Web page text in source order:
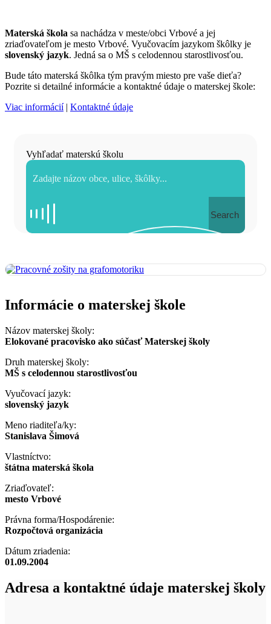
Materská škola sa nachádza v meste/obci Vrbové a jej
zriaďovateľom je mesto Vrbové. Vyučovacím jazykom škôlky je
slovenský jazyk. Jedná sa o MŠ s celodennou starostlivosťou.
Bude táto materská škôlka tým pravým miesto pre vaše dieťa?
Pozrite si detailné informácie a kontaktné údaje o materskej škole:
Viac informácií| Kontaktné údaje
Vyhľadať materskú školu
Search
Informácie o materskej škole
Názov materskej školy:
Elokované pracovisko ako súčasť Materskej školy
Druh materskej školy:
MŠ s celodennou starostlivosťou
Vyučovací jazyk:
slovenský jazyk
Meno riaditeľa/ky:
Stanislava Šimová
Vlastníctvo:
štátna materská škola
Zriaďovateľ:
mesto Vrbové
Právna forma/Hospodárenie:
Rozpočtová organizácia
Dátum zriadenia:
01.09.2004
Adresa a kontaktné údaje materskej školy